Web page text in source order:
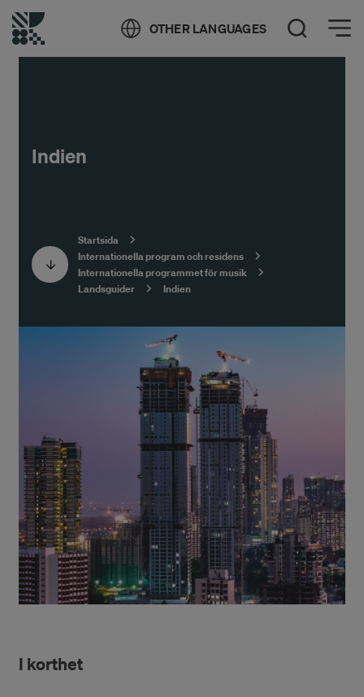
OTHER LANGUAGES Öppna sök
Öppna meny
Indien
Startsida
Internationella program och residens
Internationella programmet för musik
Landsguider
Indien
I korthet